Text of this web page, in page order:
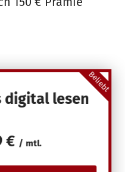
Beliebt
digital lesen
€ / mtl.